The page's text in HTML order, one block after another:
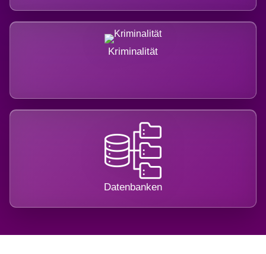
Kriminalität
Datenbanken